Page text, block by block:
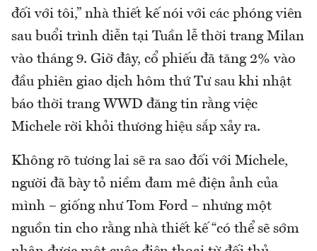
đối với tôi,” nhà thiết kế nói với các phóng viên
sau buổi trình diễn tại Tuần lễ thời trang Milan
vào tháng 9. Giờ đây, cổ phiếu đã tăng 2% vào
đầu phiên giao dịch hôm thứ Tư sau khi nhật
báo thời trang WWD đăng tin rằng việc
Michele rời khỏi thương hiệu sắp xảy ra.
Không rõ tương lai sẽ ra sao đối với Michele,
người đã bày tỏ niềm đam mê điện ảnh của
mình – giống như Tom Ford – nhưng một
nguồn tin cho rằng nhà thiết kế “có thể sẽ sớm